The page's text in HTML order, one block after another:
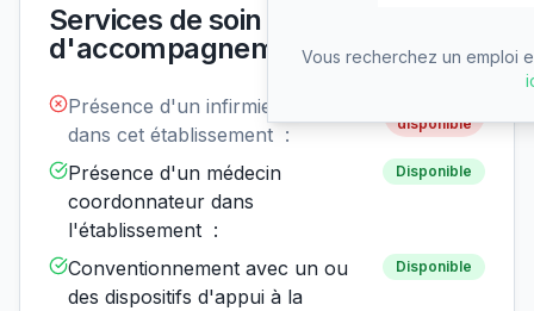
Services de soin et
d'accompagnement
Présence d'un infirmier de nuit
dans cet établissement :
disponible
Présence d'un médecin
coordonnateur dans
l'établissement :
Disponible
Conventionnement avec un ou
des dispositifs d'appui à la
Disponible
Vous recherchez un emploi